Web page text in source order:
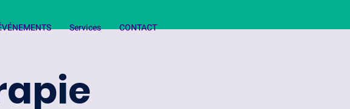
Services CONTACT